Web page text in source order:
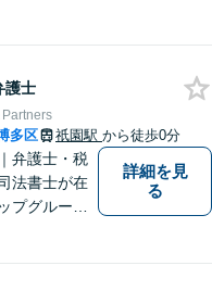
スを提供い
護士
多区 祇園駅 から徒歩0分
弁護士・税
法書士が在
プグルー
詳細を見
る